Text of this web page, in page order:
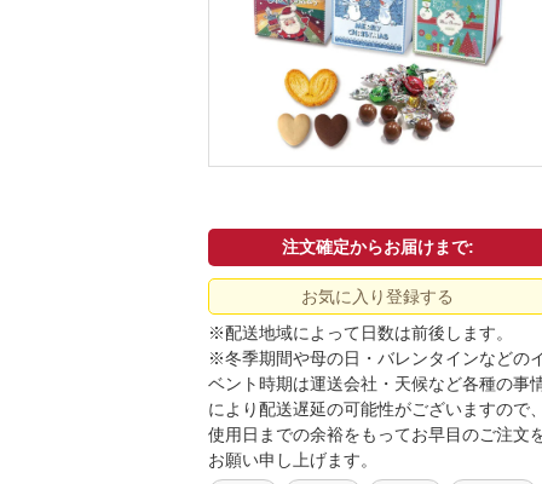
注文確定からお届けまで:
お気に入り登録する
※配送地域によって日数は前後します。
※冬季期間や母の日・バレンタインなどの
ベント時期は運送会社・天候など各種の事
により配送遅延の可能性がございますので
使用日までの余裕をもってお早目のご注文
お願い申し上げます。